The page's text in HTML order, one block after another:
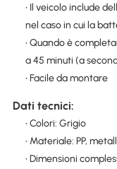
• Il veicolo include
nel caso in cui la
• Quando è
a 45 minuti (a
• Facile da montare
Dati tecnici:
• Colori: Grigio
• Materiale: PP,
• Dimensioni